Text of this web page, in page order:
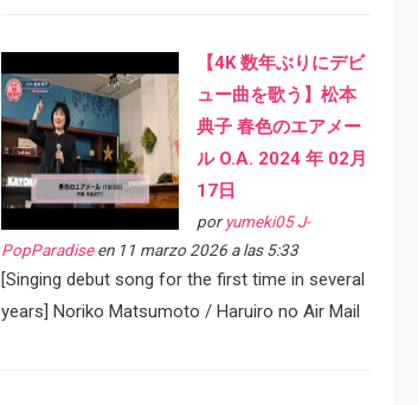
【4K 数年ぶりにデビ
ュー曲を歌う】松本
典子 春色のエアメー
ル O.A. 2024 年 02月
17日
por yumeki05 J-
PopParadiseen 11 marzo 2026 a las 5:33
[Singing debut song for the first time in several
years] Noriko Matsumoto / Haruiro no Air Mail